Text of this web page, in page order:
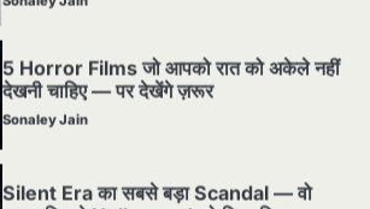
देखनी चाहिए — पर देखेंगे ज़रूर
Sonaley Jain
Silent Era का सबसे बड़ा Scandal — वो
घटना जिसने Hollywood को हिला दिया
Sonaley Jain